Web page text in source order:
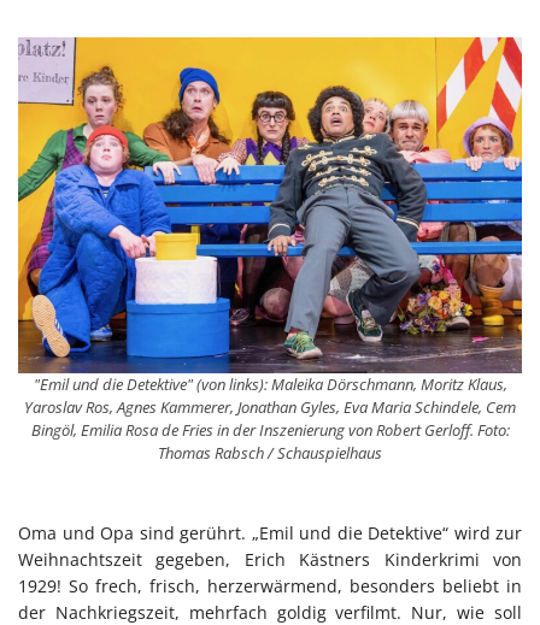
"Emil und die Detektive" (von links): Maleika Dörschmann, Moritz Klaus,
Yaroslav Ros, Agnes Kammerer, Jonathan Gyles, Eva Maria Schindele, Cem
Bingöl, Emilia Rosa de Fries in der Inszenierung von Robert Gerloff. Foto:
Thomas Rabsch / Schauspielhaus
Oma und Opa sind gerührt. „Emil und die Detektive“ wird zur
Weihnachtszeit gegeben, Erich Kästners Kinderkrimi von
1929! So frech, frisch, herzerwärmend, besonders beliebt in
der Nachkriegszeit, mehrfach goldig verfilmt. Nur, wie soll